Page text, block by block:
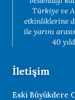
Türkiye ve
etkinliklerine
ile yarını
40
İletişim
Eski Büyükdere